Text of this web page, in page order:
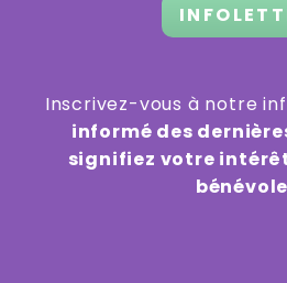
Inscrivez-vous à notre
informé des
signifiez votre